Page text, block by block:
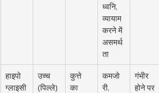
ध्वनि,
व्यायाम
करने में
असमर्थ
ता
हाइपो
ग्लाइसी
उच्च
(पिल्ले)
कुत्ते
का
कमजो
री,
गंभीर
होने पर